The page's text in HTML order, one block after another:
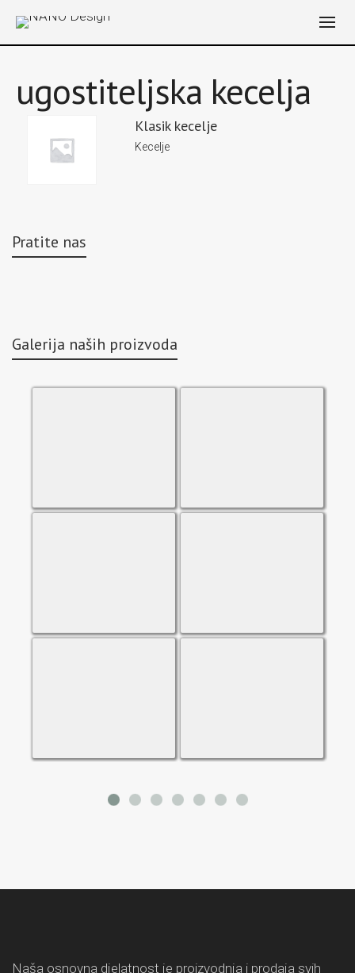
ugostiteljska kecelja
Klasik kecelje
Kecelje
Pratite nas
Galerija naših proizvoda
Naša osnovna djelatnost je proizvodnja i prodaja svih